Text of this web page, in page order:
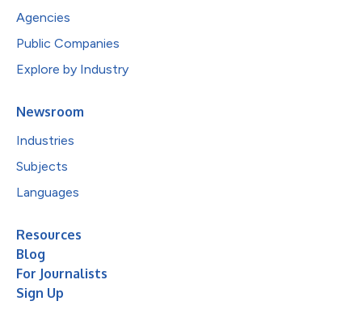
Agencies
Public Companies
Explore by Industry
Newsroom
Industries
Subjects
Languages
Resources
Blog
For Journalists
Sign Up